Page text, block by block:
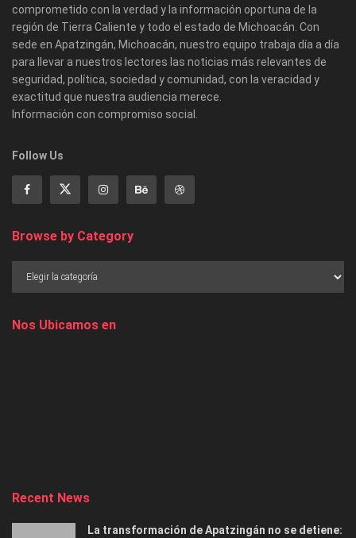
comprometido con la verdad y la información oportuna de la
región de Tierra Caliente y todo el estado de Michoacán. Con
sede en Apatzingán, Michoacán, nuestro equipo trabaja día a día
para llevar a nuestros lectores las noticias más relevantes de
seguridad, política, sociedad y comunidad, con la veracidad y
exactitud que nuestra audiencia merece.
Información con compromiso social.
Follow Us
Browse by Category
Nos Ubicamos en
Recent News
La transformación de Apatzingán no se detiene: